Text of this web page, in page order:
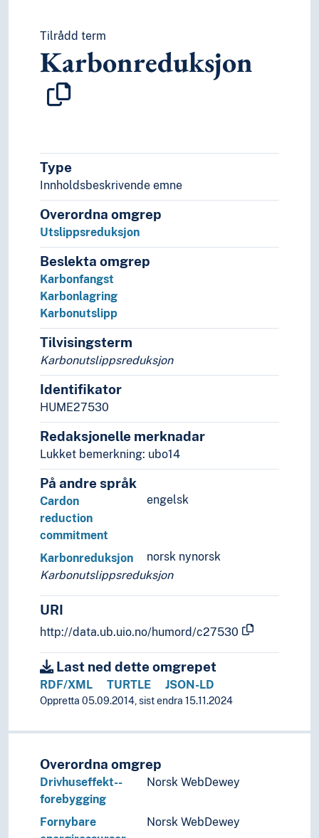
Prisbelønning
Problemløsning
Prognoser
Programmer
Påvirkning
Rammebetingelser
Rangering
Regelverk
Registrering
Rehabilitering
Rekruttering (Generelt)
Relasjoner
Representasjon
Resiprositet
Ressurser
Resultater
Rettigheter
Revisjon
Revitalisering
Risiko
Rådgivning
Samlervirksomhet
Sentralisering
Service
Sikkerhet (Generelt)
Sikkerhetssystemer
Simulering
Skadebegrensning
Skader
Stabilitet
Standarder
Strategi
Symmetri
Systematikk
Tidsbruk (Generelt)
Tillatelse
Tverrfaglighet
Typologi
Ulikheter
Ulykker
Tilrådd term
Karbonreduksjon
Type
Innholdsbeskrivende emne
Overordna omgrep
Utslippsreduksjon
Beslekta omgrep
Karbonfangst
Karbonlagring
Karbonutslipp
Tilvisingsterm
Karbonutslippsreduksjon
Identifikator
HUME27530
Redaksjonelle merknadar
Lukket bemerkning: ubo14
På andre språk
engelsk
Cardon
reduction
commitment
norsk nynorsk
Karbonreduksjon
Karbonutslippsreduksjon
URI
http://data.ub.uio.no/humord/c27530
Last ned dette omgrepet
RDF/XML TURTLE JSON-LD
Oppretta 05.09.2014, sist endra 15.11.2024
Overordna omgrep
Drivhuseffekt--
forebygging
Norsk WebDewey
Fornybare
Norsk WebDewey